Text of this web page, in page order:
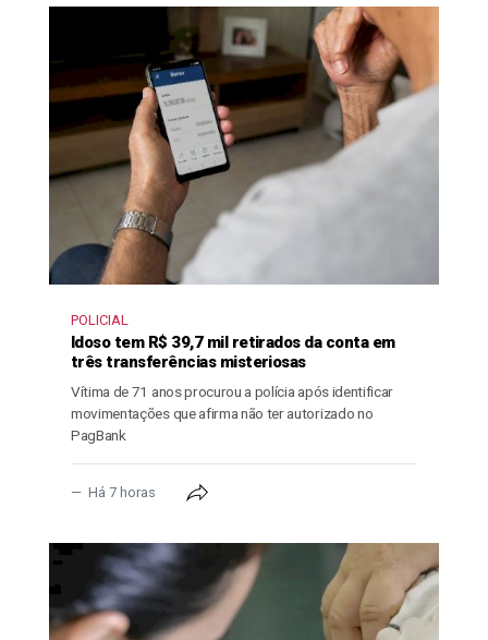
POLICIAL
Idoso tem R$ 39,7 mil retirados da conta em
três transferências misteriosas
Vítima de 71 anos procurou a polícia após identificar
movimentações que afirma não ter autorizado no
PagBank
Há 7 horas